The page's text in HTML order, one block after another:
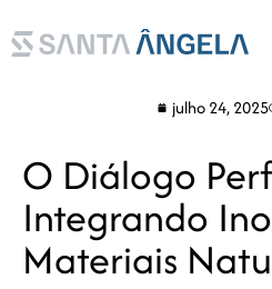
julho 24, 2025
O Diálogo
Integrando
Materiais